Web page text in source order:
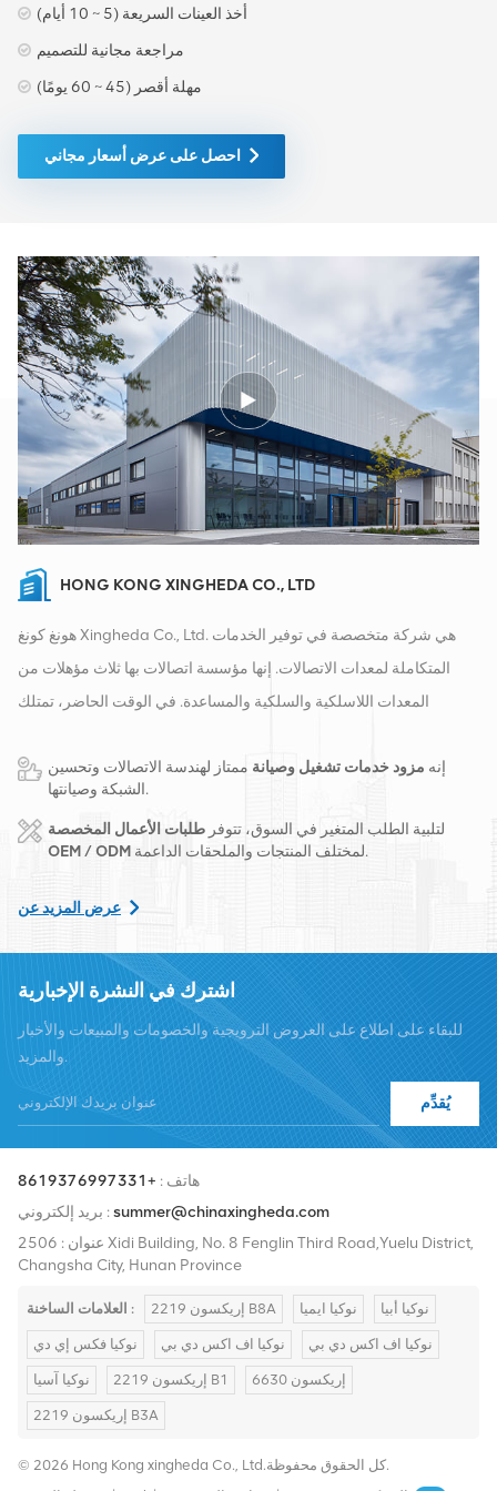
أخذ العينات السريعة (5 ~ 10 أيام)
مراجعة مجانية للتصميم
مهلة أقصر (45 ~ 60 يومًا)
احصل على عرض أسعار مجاني
HONG KONG XINGHEDA CO., LTD
هونغ كونغ Xingheda Co., Ltd. هي شركة متخصصة في توفير الخدمات
المتكاملة لمعدات الاتصالات. إنها مؤسسة اتصالات بها ثلاث مؤهلات من
المعدات اللاسلكية والسلكية والمساعدة. في الوقت الحاضر، تمتلك
في عام 2016، قمنا بإنشاء مقر مبيعات دولي في مدينة تشانغشا، الصين.
يقع مقرنا في الصين، وننفذ أعمالًا دولية في جنوب شرق آسيا وأوروبا
والولايات المتحدة وأفريقيا وروسيا، ونوفر المحطات الأساسية ونزود
الشاملة مثل النقل وإمدادات الطاقة والوحدات الضوئية، الكابلات
سنقوم بتوسيع حصتنا في السوق الدولية بمنتجات عالية الجودة وخدمات
عالية الجودة وأسعار معقولة والتسليم في الوقت المناسب.
إنه مزود خدمات تشغيل وصيانة ممتاز لهندسة الاتصالات وتحسين
الشبكة وصيانتها.
لتلبية الطلب المتغير في السوق، تتوفر طلبات الأعمال المخصصة
OEM / ODM
لمختلف المنتجات والملحقات الداعمة.
عرض المزيد عن
اشترك في النشرة الإخبارية
للبقاء على اطلاع على العروض الترويجية والخصومات والمبيعات والأخبار
والمزيد.
يُقدِّم
هاتف : +8619376997331
بريد إلكتروني :summer@chinaxingheda.com
عنوان : 2506 Xidi Building, No. 8 Fenglin Third Road,Yuelu District,
Changsha City, Hunan Province
العلامات الساخنة : إريكسون 2219 B8A نوكيا ايميا نوكيا أبيا
نوكيا فكس إي دي نوكيا اف اكس دي بي نوكيا اف اكس دي بي
نوكيا آسيا إريكسون 2219 B1 إريكسون 6630
إريكسون 2219 B3A
© 2026 Hong Kong xingheda Co., Ltd.كل الحقوق محفوظة.